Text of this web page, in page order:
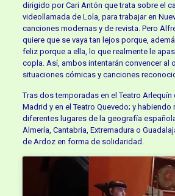
dirigido por Cari Antón que trata sobre el
videollamada de Lola, para trabajar en
canciones modernas y de revista. Pero
quiere que se vaya tan lejos porque,
feliz porque a ella, lo que realmente le
copla. Así, ambos intentarán convencer al
situaciones cómicas y canciones
Tras dos temporadas en el Teatro Arlequín
Madrid y en el Teatro Quevedo; y
diferentes lugares de la geografía
Almería, Cantabria, Extremadura o
de Ardoz en forma de solidaridad.